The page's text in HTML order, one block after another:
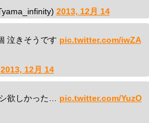
2013, 12月 14
泣きそうです pic.twitter.com/iwZA
2013, 12月 14
欲しかった… pic.twitter.com/YuzO